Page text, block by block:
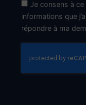
Je consens à
informations que
répondre à ma